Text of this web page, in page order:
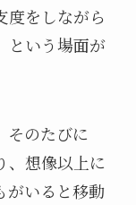
度をしながら
という場面が
そのたびに
、想像以上に
がいると移動